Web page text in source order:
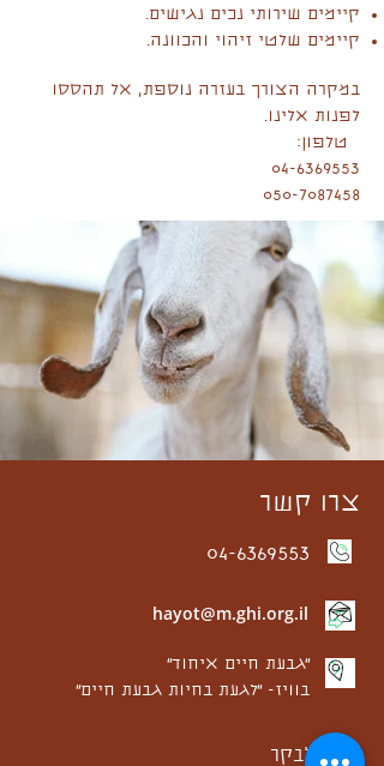
קיימים שירותי נכים נגישים.
קיימים שלטי זיהוי והכוונה.
במקרה הצורך בעזרה נוספת, אל תהססו
לפנות אלינו.
טלפון:
04-6369553
050-7087458
צרו קשר
04-6369553
hayot@m.ghi.org.il
״גבעת חיים איחוד״
בוויז- ״לגעת בחיות גבעת חיים״
בואו לבקר